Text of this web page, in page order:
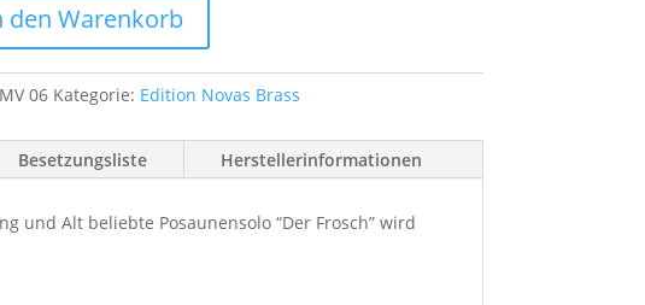
den Warenkorb
06 Kategorie: Edition Novas Brass
Besetzungsliste Herstellerinformationen
und Alt beliebte Posaunensolo “Der Frosch” wird